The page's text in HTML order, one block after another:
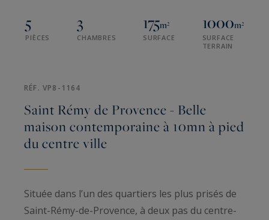
5
PIÈCES
3
CHAMBRES
175m²
SURFACE
1000m²
SURFACE
TERRAIN
RÉF. VP8-1164
Saint Rémy de Provence - Belle
maison contemporaine à 10mn à pied
du centre ville
Située dans l’un des quartiers les plus prisés de
Saint-Rémy-de-Provence, à deux pas du centre-